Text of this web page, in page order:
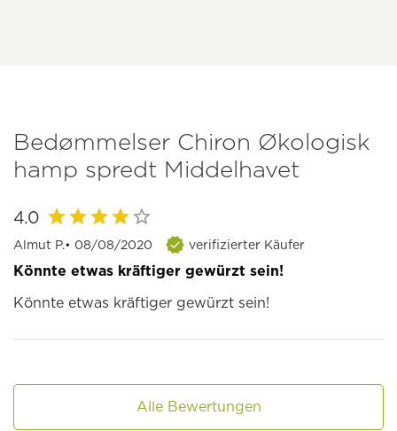
Bedømmelser Chiron Økologisk
hamp spredt Middelhavet
4.0
Almut P.• 08/08/2020 verifizierter Käufer
Könnte etwas kräftiger gewürzt sein!
Könnte etwas kräftiger gewürzt sein!
Alle Bewertungen